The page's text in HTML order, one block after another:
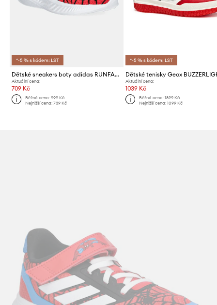
*-5 % s kódem: LST
Dětské sneakers boty adidas RUNFALCON SPIDER-MAN
Aktuální cena:
709 Kč
Běžná cena:999 Kč
Nejnižší cena:739 Kč
*-5 % s kódem: LST
Dětské tenisky Geox
Aktuální cena:
1039 Kč
Běžná cena: 1899 Kč
Nejnižší cena: 1099 Kč